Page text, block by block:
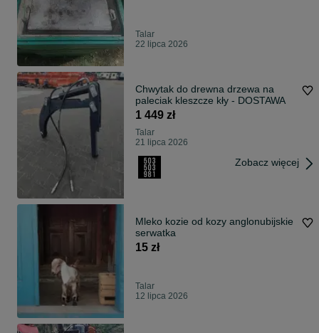
Talar
22 lipca 2026
Chwytak do drewna drzewa na
paleciak kleszcze kły - DOSTAWA
1 449 zł
Talar
21 lipca 2026
Zobacz więcej
Mleko kozie od kozy anglonubijskie
serwatka
15 zł
Talar
12 lipca 2026